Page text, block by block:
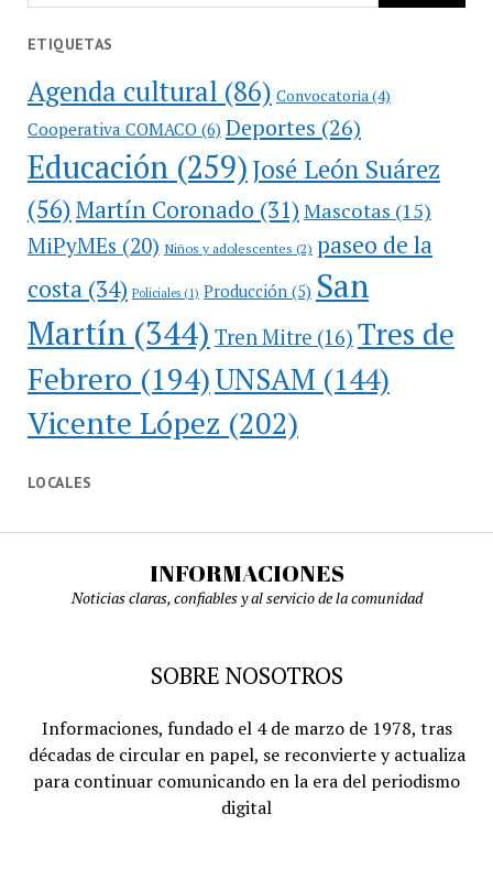
ETIQUETAS
Agenda cultural (86) Convocatoria (4)
Cooperativa COMACO(6) Deportes (26)
Educación(259)José León Suárez
(56)Martín Coronado (31) Mascotas (15)
MiPyMEs (20) Niños y adolescentes (2) paseo de la
costa(34) Policiales(1) Producción(5) San
Martín(344) Tren Mitre (16) Tres de
Febrero (194)UNSAM (144)
Vicente López (202)
LOCALES
INFORMACIONES
Noticias claras, confiables y al servicio de la comunidad
SOBRE NOSOTROS
Informaciones, fundado el 4 de marzo de 1978, tras
décadas de circular en papel, se reconvierte y actualiza
para continuar comunicando en la era del periodismo
digital